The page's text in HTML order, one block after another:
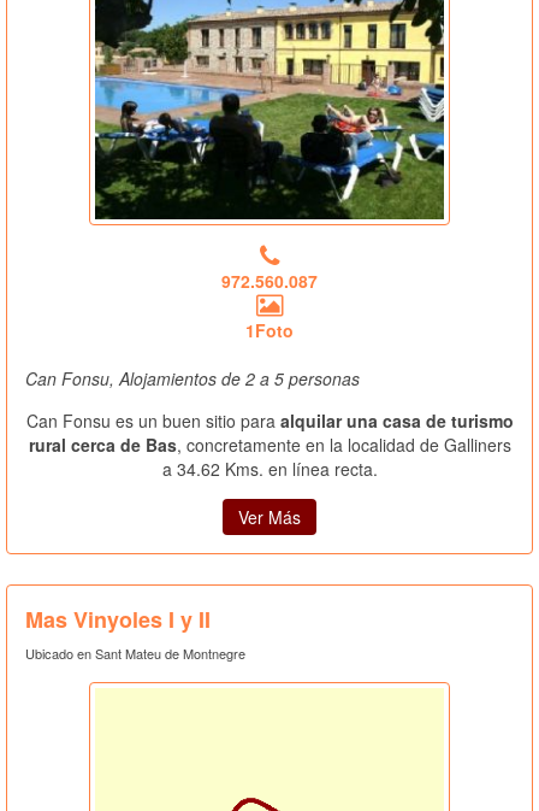
972.560.087
1Foto
Can Fonsu, Alojamientos de 2 a 5 personas
Can Fonsu es un buen sitio para alquilar una casa de turismo
rural cerca de Bas, concretamente en la localidad de Galliners
a 34.62 Kms. en línea recta.
Ver Más
Mas Vinyoles I y II
Ubicado en Sant Mateu de Montnegre